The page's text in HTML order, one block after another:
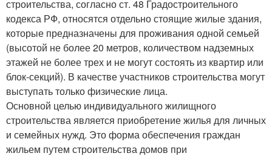
строительства, согласно ст. 48 Градостроительного
кодекса РФ, относятся отдельно стоящие жилые здания,
которые предназначены для проживания одной семьей
(высотой не более 20 метров, количеством надземных
этажей не более трех и не могут состоять из квартир или
блок-секций). В качестве участников строительства могут
выступать только физические лица.
Основной целью индивидуального жилищного
строительства является приобретение жилья для личных
и семейных нужд. Это форма обеспечения граждан
жильем путем строительства домов при